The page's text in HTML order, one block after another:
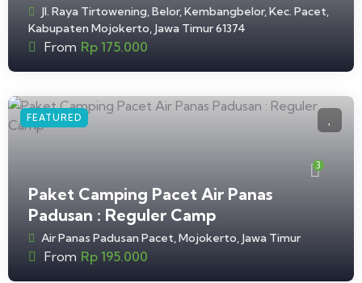
Jl. Raya Tirtowening, Belor, Kembangbelor, Kec. Pacet,
Kabupaten Mojokerto, Jawa Timur 61374
From Rp 175.000
FEATURED
3
Paket Camping Pacet Air Panas
Padusan : Reguler Camp
Air Panas Padusan Pacet, Mojokerto, Jawa Timur
From Rp 195.000